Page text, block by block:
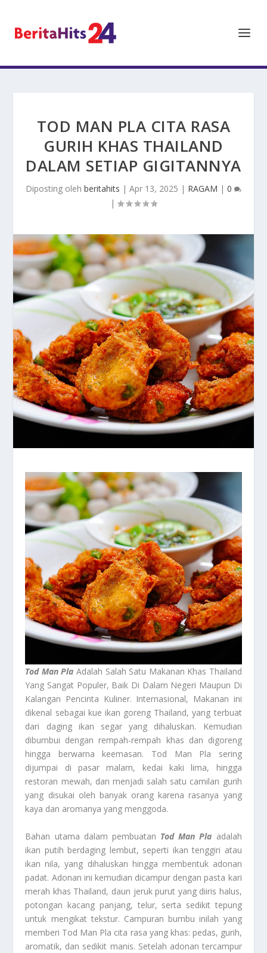
TOD MAN PLA CITA RASA
GURIH KHAS THAILAND
DALAM SETIAP GIGITANNYA
Diposting oleh beritahits | Apr 13, 2025 | RAGAM | 0
|
Tod Man Pla Adalah Salah Satu Makanan Khas Thailand
Yang Sangat Populer, Baik Di Dalam Negeri Maupun Di
Kalangan Pencinta Kuliner. Internasional, Makanan ini
dikenal sebagai kue ikan goreng Thailand, yang terbuat
dari daging ikan segar yang dihaluskan. Kemudian
dibumbui dengan rempah-rempah khas dan digoreng
hingga berwarna keemasan. Tod Man Pla sering
dijumpai di pasar malam, kedai kaki lima, hingga
restoran mewah, dan menjadi salah satu camilan gurih
yang disukai oleh banyak orang karena rasanya yang
kaya dan aromanya yang menggoda.
Bahan utama dalam pembuatan Tod Man Pla adalah
ikan putih berdaging lembut, seperti ikan tenggiri atau
ikan nila, yang dihaluskan hingga membentuk adonan
padat. Adonan ini kemudian dicampur dengan pasta kari
merah khas Thailand, daun jeruk purut yang diiris halus,
potongan kacang panjang, telur, serta sedikit tepung
untuk mengikat tekstur. Campuran bumbu inilah yang
memberi Tod Man Pla cita rasa yang khas: pedas, gurih,
aromatik, dan sedikit manis. Setelah adonan tercampur